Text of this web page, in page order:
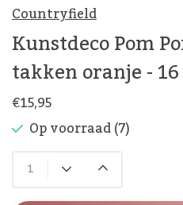
Countryfield
Kunstdeco Pom
takken oranje -
€15,95
Op voorraad (7)